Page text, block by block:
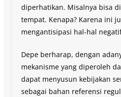
diperhatikan. Misalnya bisa
tempat. Kenapa? Karena ini
mengantisipasi hal-hal
Depe berharap, dengan
mekanisme yang diperoleh
dapat menyusun kebijakan
sebagai bahan referensi